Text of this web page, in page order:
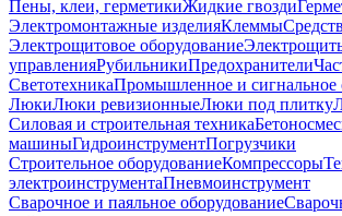
Пены, клеи, герметикиЖидкие гвозди
Электромонтажные изделияКлеммы
Электрощитовое оборудование
управленияРубильникиПредохранители
СветотехникаПромышленное и сигнальное
ЛюкиЛюки ревизионныеЛюки под плитку
Силовая и строительная техника
машиныГидроинструментПогрузчики
Строительное оборудованиеКомпрессоры
электроинструментаПневмоинструмент
Сварочное и паяльное оборудование